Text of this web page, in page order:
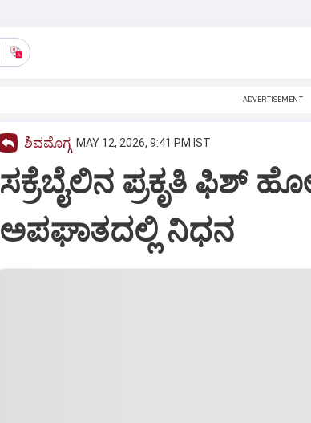
ADVERTISEMENT
ಶಿವಮೊಗ್ಗ MAY 12, 2026, 9:41 PM IST
ಸಕ್ರೆಬೈಲಿನ ಪ್ರಕೃತಿ ಫಿಶ್
ಅಪಘಾತದಲ್ಲಿ ನಿಧನ